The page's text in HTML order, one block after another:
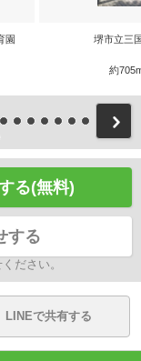
園 堺市立三
約
る(無料)
する
ださい。
LINEで共有する